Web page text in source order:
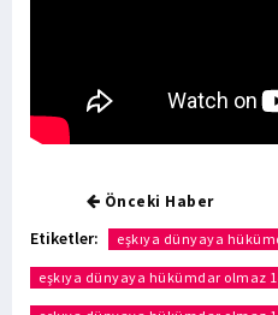
Önceki Haber
Etiketler: eşkıya dünyaya
eşkıya dünyaya hükümdar olmaz